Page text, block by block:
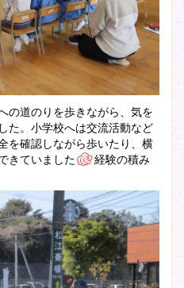
の道のりを歩きながら、気を
た。小学校へは交流活動など
を確認しながら歩いたり、横
きていました
経験の積み